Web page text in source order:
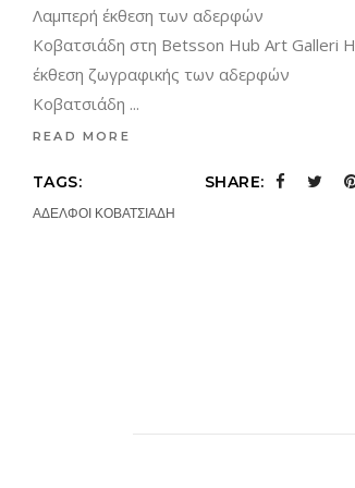
Λαμπερή έκθεση των αδερφών
Κοβατσιάδη στη Betsson Hub Art Galleri Η
έκθεση ζωγραφικής των αδερφών
Κοβατσιάδη
READ MORE
TAGS:
ΑΔΕΛΦΟΙ ΚΟΒΑΤΣΙΑΔΗ
SHARE: